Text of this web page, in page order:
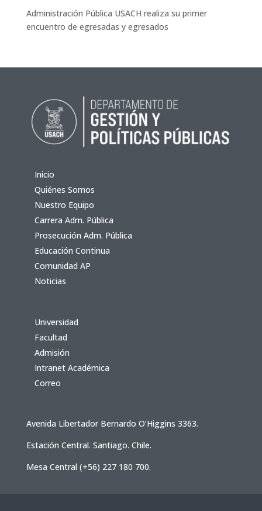
Administración Pública USACH realiza su primer
encuentro de egresadas y egresados
Inicio
Quiénes Somos
Nuestro Equipo
Carrera Adm. Pública
Prosecución Adm. Pública
Educación Continua
Comunidad AP
Noticias
Universidad
Facultad
Admisión
Intranet Académica
Correo
Avenida Libertador Bernardo O’Higgins 3363.
Estación Central. Santiago. Chile.
Mesa Central (+56) 227 180 700.